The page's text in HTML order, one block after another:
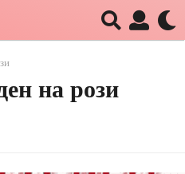
на рози